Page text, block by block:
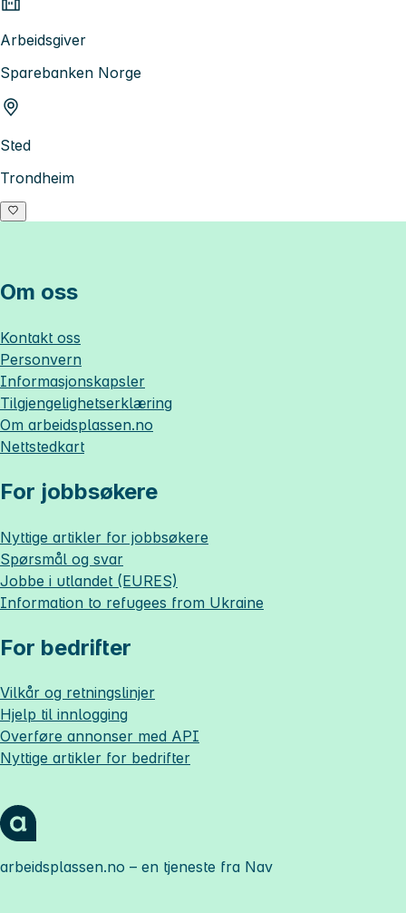
Arbeidsgiver
Sparebanken Norge
Sted
Trondheim
Om oss
Kontakt oss
Personvern
Informasjonskapsler
Tilgjengelighetserklæring
Om arbeidsplassen.no
Nettstedkart
For jobbsøkere
Nyttige artikler for jobbsøkere
Spørsmål og svar
Jobbe i utlandet (EURES)
Information to refugees from Ukraine
For bedrifter
Vilkår og retningslinjer
Hjelp til innlogging
Overføre annonser med API
Nyttige artikler for bedrifter
arbeidsplassen.no – en tjeneste fra Nav